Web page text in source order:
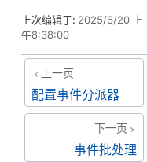
上次编辑于: 2025/6/20 上
午8:38:00
上一页
配置事件分派器
下一页
事件批处理